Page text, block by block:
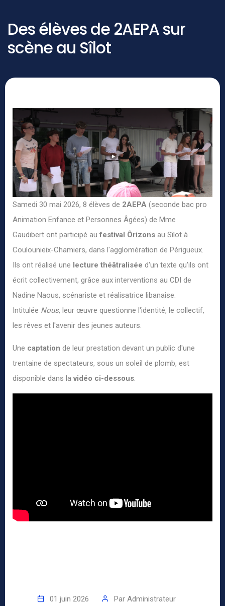
Des élèves de 2AEPA sur
scène au Sîlot
Samedi 30 mai 2026, 8 élèves de 2AEPA (seconde bac pro
Animation Enfance et Personnes Âgées) de Mme
Gaudibert ont participé aufestival Ôrizons au Sîlot à
Coulounieix-Chamiers, dans l'agglomération de Périgueux.
Ils ont réalisé une lecture théâtralisée d'un texte qu'ils ont
écrit collectivement, grâce aux interventions au CDI de
Nadine Naous, scénariste et réalisatrice libanaise.
Intitulée Nous, leur œuvre questionne l'identité, le collectif,
les rêves et l'avenir des jeunes auteurs.
Une captation de leur prestation devant un public d'une
trentaine de spectateurs, sous un soleil de plomb, est
disponible dans la vidéo ci-dessous.
01 juin 2026 Par Administrateur